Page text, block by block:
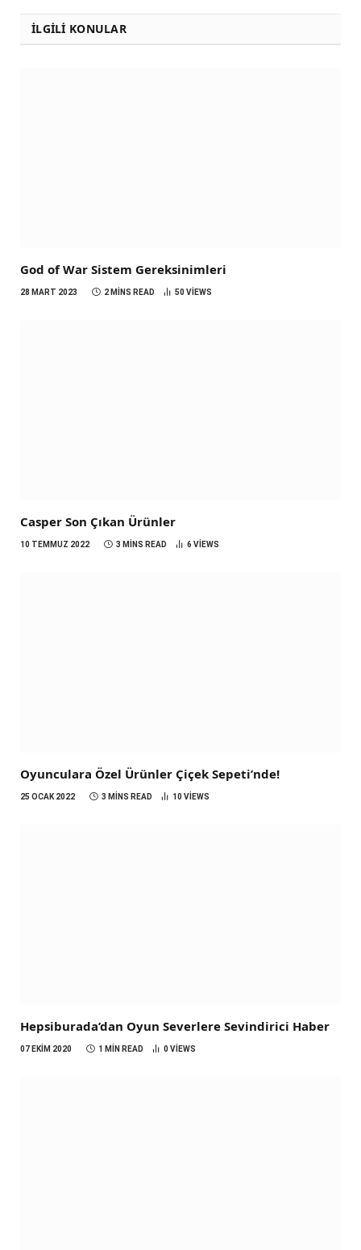
İLGILI KONULAR
God of War Sistem Gereksinimleri
28 MART 2023 2 MINS READ 50 VIEWS
Casper Son Çıkan Ürünler
10 TEMMUZ 2022 3 MINS READ 6 VIEWS
Oyunculara Özel Ürünler Çiçek Sepeti’nde!
25 OCAK 2022 3 MINS READ 10 VIEWS
Hepsiburada’dan Oyun Severlere Sevindirici Haber
07 EKIM 2020 1 MIN READ 0 VIEWS